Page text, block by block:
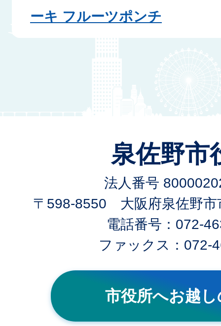
ーキ フルーツポンチ
泉佐野市
法人番号
〒598-8550 大阪府泉佐野市
電話番号：072-
ファックス：072-
市役所へお越